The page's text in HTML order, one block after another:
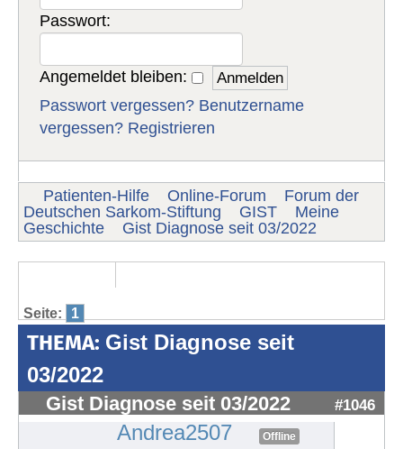
Passwort:
Angemeldet bleiben:
Passwort vergessen? Benutzername
vergessen? Registrieren
Patienten-Hilfe Online-Forum
Forum der
Deutschen Sarkom-Stiftung
GIST
Meine
Geschichte
Gist Diagnose seit 03/2022
Seite: 1
THEMA: Gist Diagnose seit
03/2022
Gist Diagnose seit 03/2022 #1046
Andrea2507 Offline